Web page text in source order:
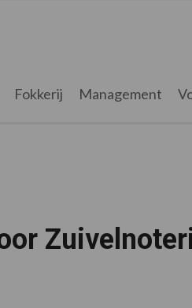
Fokkerij Management